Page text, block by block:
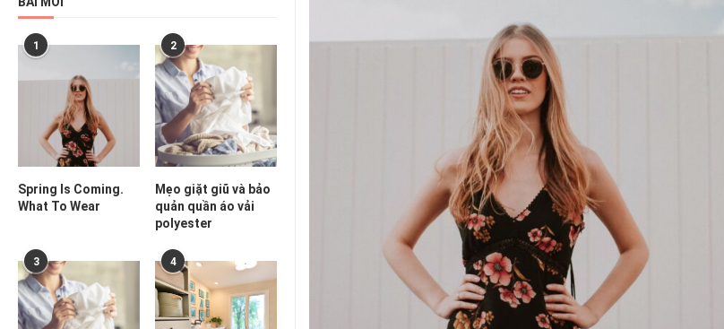
1
Spring Is Coming.
What To Wear
2
Mẹo giặt giũ và bảo
quản quần áo vải
polyester
3 4